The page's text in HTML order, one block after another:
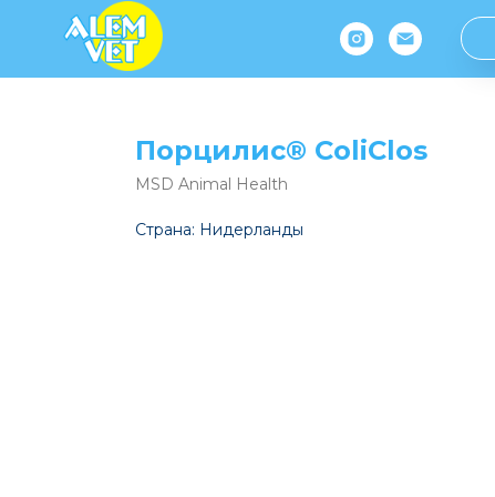
Порцилис® ColiClos
MSD Animal Health
Страна: Нидерланды